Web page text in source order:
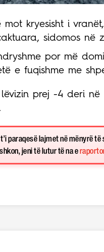
kryesisht i
sidomos në
por më
e fuqishme me
prej -4 deri në
paraqesë lajmet në mënyrë
jeni të lutur të na e